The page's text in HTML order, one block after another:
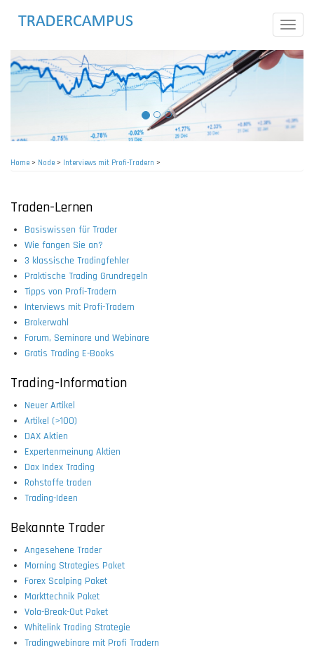
content
Toggle
Home> Node> Interviews mit Profi-Tradern >
Traden-Lernen
Basiswissen für Trader
Wie fangen Sie an?
3 klassische Tradingfehler
Praktische Trading Grundregeln
Tipps von Profi-Tradern
Interviews mit Profi-Tradern
Brokerwahl
Forum, Seminare und Webinare
Gratis Trading E-Books
Trading-Information
Neuer Artikel
Artikel (>100)
DAX Aktien
Expertenmeinung Aktien
Dax Index Trading
Rohstoffe traden
Trading-Ideen
Bekannte Trader
Angesehene Trader
Morning Strategies Paket
Forex Scalping Paket
Markttechnik Paket
Vola-Break-Out Paket
Whitelink Trading Strategie
Tradingwebinare mit Profi Tradern